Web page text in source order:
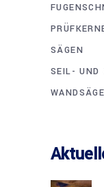
SÄGEN
SEIL- UND